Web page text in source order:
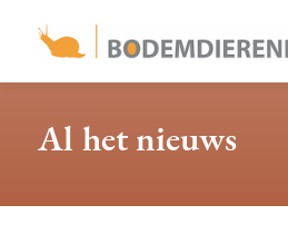
Overslaan
gaan
Al het nieuws